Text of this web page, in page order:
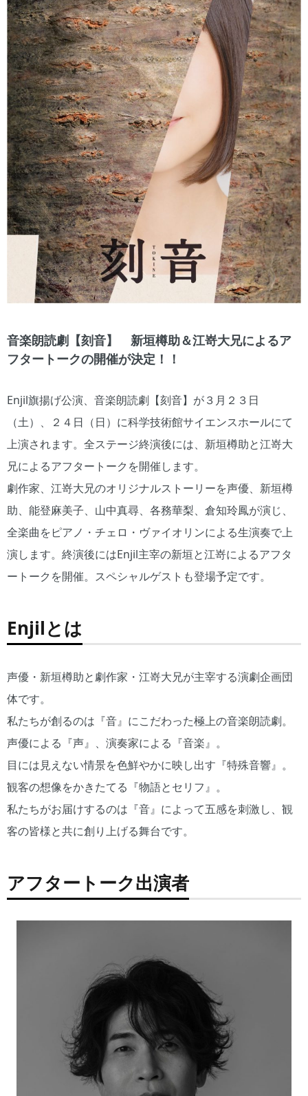
音楽朗読劇【刻音】 新垣樽助＆江嵜大兄によるア
フタートークの開催が決定！！
Enjil旗揚げ公演、音楽朗読劇【刻音】が３月２３日
（土）、２４日（日）に科学技術館サイエンスホールにて
上演されます。全ステージ終演後には、新垣樽助と江嵜大
兄によるアフタートークを開催します。
劇作家、江嵜大兄のオリジナルストーリーを声優、新垣樽
助、能登麻美子、山中真尋、各務華梨、倉知玲鳳が演じ、
全楽曲をピアノ・チェロ・ヴァイオリンによる生演奏で上
演します。終演後にはEnjil主宰の新垣と江嵜によるアフタ
ートークを開催。スペシャルゲストも登場予定です。
Enjilとは
声優・新垣樽助と劇作家・江嵜大兄が主宰する演劇企画団
体です。
私たちが創るのは『音』にこだわった極上の音楽朗読劇。
声優による『声』、演奏家による『音楽』。
目には見えない情景を色鮮やかに映し出す『特殊音響』。
観客の想像をかきたてる『物語とセリフ』。
私たちがお届けするのは『音』によって五感を刺激し、観
客の皆様と共に創り上げる舞台です。
アフタートーク出演者